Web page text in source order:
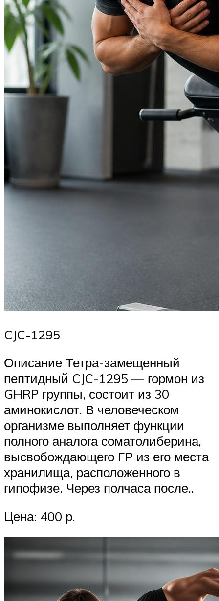
CJC-1295
Описание Тетра-замещенный
пептидный CJC-1295 — гормон из
GHRP группы, состоит из 30
аминокислот. В человеческом
организме выполняет функции
полного аналога соматолиберина,
высвобождающего ГР из его места
хранилища, расположенного в
гипофизе. Через полчаса после..
Цена: 400 р.